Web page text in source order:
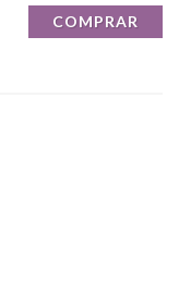
COMPRAR